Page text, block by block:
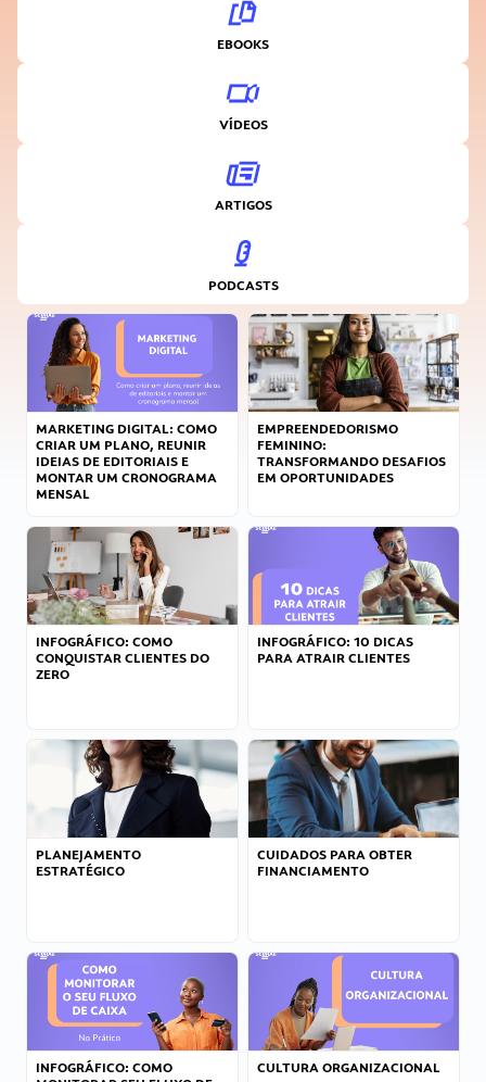
EBOOKS
VÍDEOS
ARTIGOS
PODCASTS
MARKETING DIGITAL: COMO
CRIAR UM PLANO, REUNIR
IDEIAS DE EDITORIAIS E
MONTAR UM CRONOGRAMA
MENSAL
EMPREENDEDORISMO
FEMININO:
TRANSFORMANDO DESAFIOS
EM OPORTUNIDADES
INFOGRÁFICO: COMO
CONQUISTAR CLIENTES DO
ZERO
INFOGRÁFICO: 10 DICAS
PARA ATRAIR CLIENTES
PLANEJAMENTO
ESTRATÉGICO
CUIDADOS PARA OBTER
FINANCIAMENTO
INFOGRÁFICO: COMO
CULTURA ORGANIZACIONAL